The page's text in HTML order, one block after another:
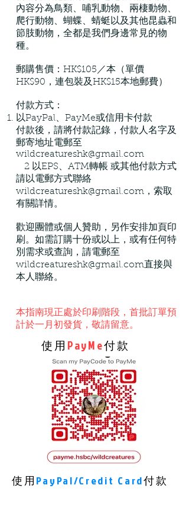
內容分為鳥類、哺乳動物、兩棲動物、
爬行動物、蝴蝶、蜻蜓以及其他昆蟲和
節肢動物，全都是我們身邊常見的物
種。
郵購售價：HK$105／本（單價
HK$90，連包裝及HK$15本地郵費）
付款方式：
以PayPal、PayMe或信用卡付款
付款後，請將付款記錄，付款人名字及
郵寄地址電郵至
wildcreatureshk@gmail.com
2 以EPS、ATM轉帳 或其他付款方式
請以電郵方式聯絡
wildcreatureshk@gmail.com ，索取
有關詳情。
歡迎團體或個人贊助，另作安排加頁印
刷。如需訂購十份或以上，或有任何特
別需求或查詢，請電郵至
wildcreatureshk@gmail.com直接與
本人聯絡。
本指南現正處於印刷階段，首批訂單預
計於一月初發貨，敬請留意。
使用 PayMe付款
使用 PayPal/Credit Card付款